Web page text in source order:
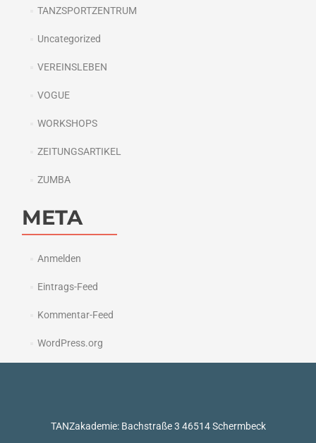
TANZSPORTZENTRUM
Uncategorized
VEREINSLEBEN
VOGUE
WORKSHOPS
ZEITUNGSARTIKEL
ZUMBA
META
Anmelden
Eintrags-Feed
Kommentar-Feed
WordPress.org
TANZakademie: Bachstraße 3 46514 Schermbeck